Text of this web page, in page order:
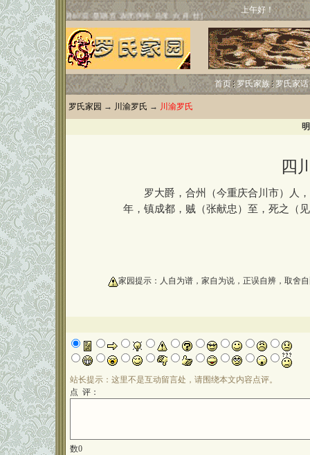
上午好！
首页 罗氏家族 罗氏家话
罗氏家园 → 川渝罗氏 → 川渝罗氏
四
罗大爵，合州（今重庆合川市）人，
年，镇成都，贼（张献忠）至，死之（
家园提示：人自为谱，家自为说，正误自辨，取舍
站长提示：这里不是互动留言处，请围绕本文内容点评。
点 评：
数0